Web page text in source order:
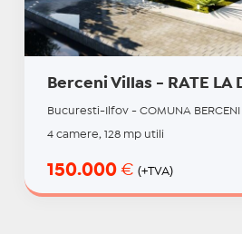
Berceni Villas - RATE LA
Bucuresti-Ilfov - COMUNA BERCENI
4 camere, 128 mp utili
150.000 € (+TVA)